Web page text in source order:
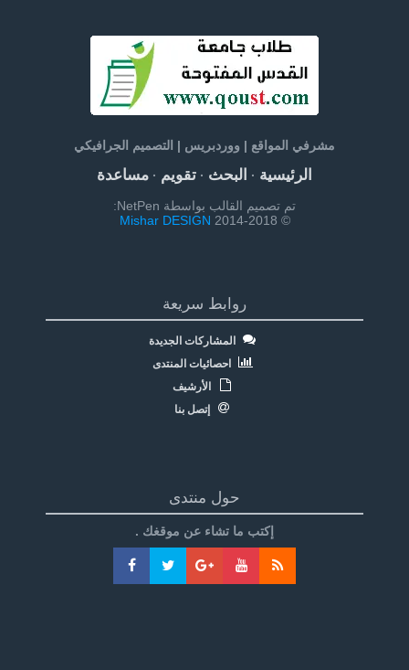
مشرفي المواقع | ووردبريس | التصميم الجرافيكي
الرئيسية· البحث· تقويم· مساعدة
تم تصميم القالب بواسطة NetPen:
© 2014-2018
Mishar DESIGN
روابط سريعة
المشاركات الجديدة
احصائيات المنتدى
الأرشيف
إتصل بنا
حول منتدى
إكتب ما تشاء عن موقغك .